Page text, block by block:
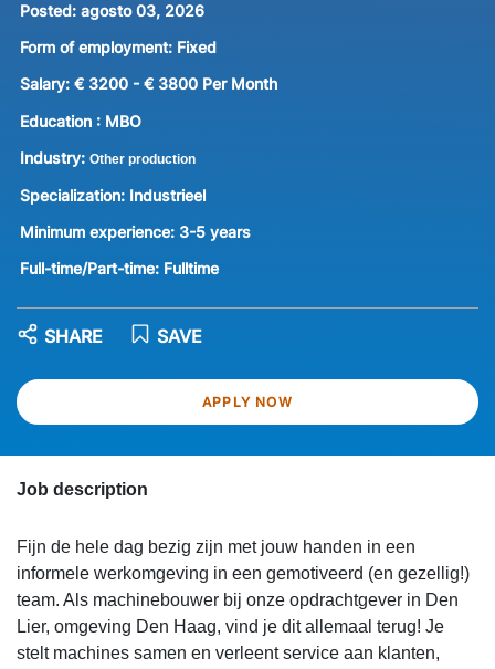
Posted: agosto 03, 2026
Form of employment: Fixed
Salary: € 3200 - € 3800 Per Month
Education : MBO
Industry: Other production
Specialization: Industrieel
Minimum experience: 3-5 years
Full-time/Part-time: Fulltime
APPLY NOW
SAVE
SHARE
Job description
Fijn de hele dag bezig zijn met jouw handen in een
informele werkomgeving in een gemotiveerd (en gezellig!)
team. Als machinebouwer bij onze opdrachtgever in Den
Lier, omgeving Den Haag, vind je dit allemaal terug! Je
stelt machines samen en verleent service aan klanten,